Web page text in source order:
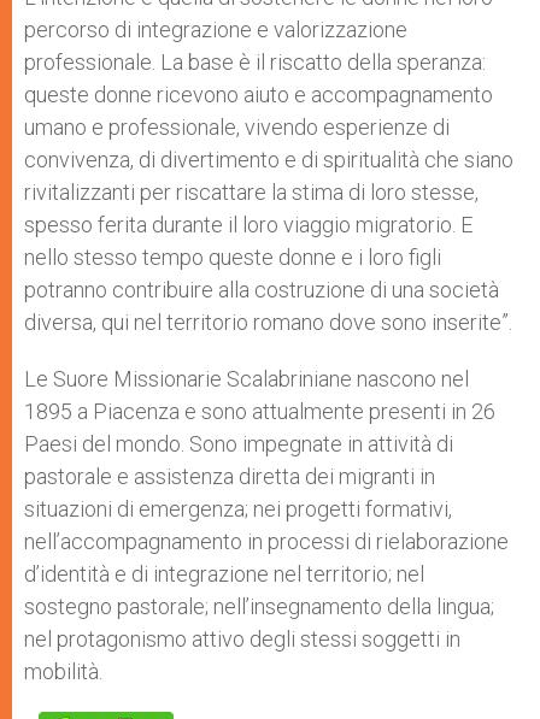
percorso di integrazione e valorizzazione
professionale. La base è il riscatto della speranza:
queste donne ricevono aiuto e accompagnamento
umano e professionale, vivendo esperienze di
convivenza, di divertimento e di spiritualità che siano
rivitalizzanti per riscattare la stima di loro stesse,
spesso ferita durante il loro viaggio migratorio. E
nello stesso tempo queste donne e i loro figli
potranno contribuire alla costruzione di una società
diversa, qui nel territorio romano dove sono inserite”.
Le Suore Missionarie Scalabriniane nascono nel
1895 a Piacenza e sono attualmente presenti in 26
Paesi del mondo. Sono impegnate in attività di
pastorale e assistenza diretta dei migranti in
situazioni di emergenza; nei progetti formativi,
nell’accompagnamento in processi di rielaborazione
d’identità e di integrazione nel territorio; nel
sostegno pastorale; nell’insegnamento della lingua;
nel protagonismo attivo degli stessi soggetti in
mobilità.